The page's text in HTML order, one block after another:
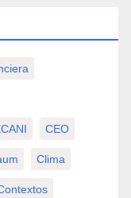
CEO
Clima